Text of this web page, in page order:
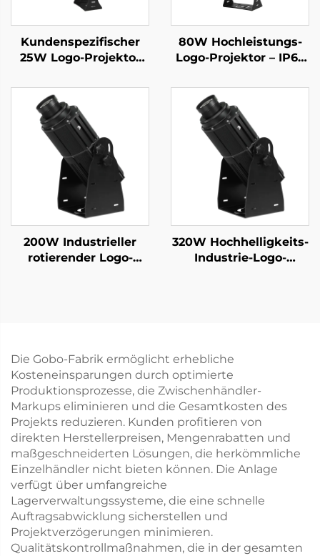
Kundenspezifischer
25W Logo-Projektor
rotierendem Gobo und
Fernbedienung – ideal
für Ladenfassaden
und Schilder
80W Hochleistungs-
Logo-Projektor – IP67
rotierendes Gobo mit
Fernbedienung für
Außenwerbung
200W Industrieller
rotierender Logo-
320W Hochhelligkeits-
Industrie-Logo-
Die Gobo-Fabrik ermöglicht erhebliche
Kosteneinsparungen durch optimierte
Produktionsprozesse, die Zwischenhändler-
Markups eliminieren und die Gesamtkosten des
Projekts reduzieren. Kunden profitieren von
direkten Herstellerpreisen, Mengenrabatten und
maßgeschneiderten Lösungen, die herkömmliche
Einzelhändler nicht bieten können. Die Anlage
verfügt über umfangreiche
Lagerverwaltungssysteme, die eine schnelle
Auftragsabwicklung sicherstellen und
Projektverzögerungen minimieren.
Qualitätskontrollmaßnahmen, die in der gesamten